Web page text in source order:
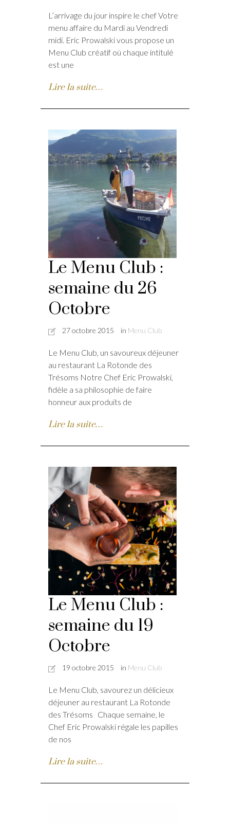
L’arrivage du jour inspire le chef Votre
menu affaire du Mardi au Vendredi
midi. Eric Prowalski vous propose un
Menu Club créatif où chaque intitulé
est une
Lire la suite…
Le Menu Club :
semaine du 26
Octobre
27 octobre 2015 in Menu Club
Le Menu Club, un savoureux déjeuner
au restaurant La Rotonde des
Trésoms Notre Chef Eric Prowalski,
fidèle a sa philosophie de faire
honneur aux produits de
Lire la suite…
Le Menu Club :
semaine du 19
Octobre
19 octobre 2015 in Menu Club
Le Menu Club, savourez un délicieux
déjeuner au restaurant La Rotonde
des Trésoms Chaque semaine, le
Chef Eric Prowalski régale les papilles
de nos
Lire la suite…